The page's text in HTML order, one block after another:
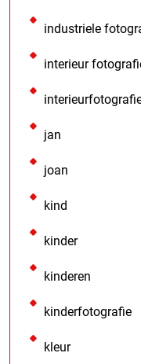
industriele
interieur
jan
joan
kind
kinder
kinderen
kinderfotografie
kleur